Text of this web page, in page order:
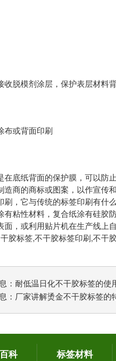
收脱模剂涂层，保护表层材料
布或背面印刷
在底纸背面的保护膜，可以防
造商的商标或图案，以作宣传
刷，它与传统的标签印刷有什
有粘性材料，复合纸涂有硅胶
面，或利用贴片机在生产线上自
标签,不干胶标签印刷,不干
： 耐低温日化不干胶标签的使
： 厂家讲解烫金不干胶标签的
科 标签材料